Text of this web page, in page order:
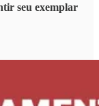
seu exemplar